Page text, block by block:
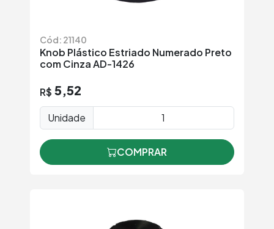
Cód: 21140
Knob Plástico Estriado Numerado Preto
com Cinza AD-1426
R$ 5,52
Unidade
COMPRAR